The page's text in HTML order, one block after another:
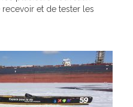
recevoir et de tester les